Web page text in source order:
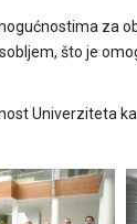
za
što je
Univerziteta